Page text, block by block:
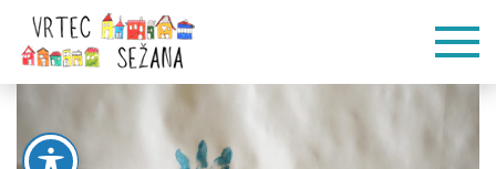
Skip
content
Sežana
Veliko pogumnih